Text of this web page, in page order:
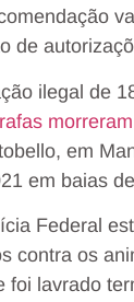
de
ilegal de
em
em baias
Federal
contra os
lavrado